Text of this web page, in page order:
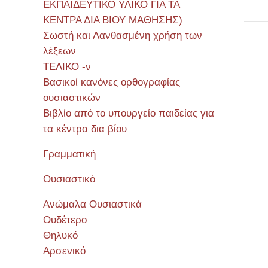
ΕΚΠΑΙΔΕΥΤΙΚΟ ΥΛΙΚΟ ΓΙΑ ΤΑ
ΚΕΝΤΡΑ ΔΙΑ ΒΙΟΥ ΜΑΘΗΣΗΣ)
Σωστή και Λανθασμένη χρήση των
λέξεων
ΤΕΛΙΚΟ -ν
Βασικοί κανόνες ορθογραφίας
ουσιαστικών
Βιβλίο από το υπουργείο παιδείας για
τα κέντρα δια βίου
Γραμματική
Ουσιαστικό
Ανώμαλα Ουσιαστικά
Ουδέτερο
Θηλυκό
Αρσενικό